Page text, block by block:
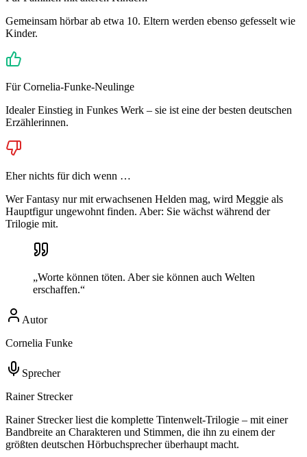
Gemeinsam hörbar ab etwa 10. Eltern werden ebenso gefesselt wie
Kinder.
Für Cornelia-Funke-Neulinge
Idealer Einstieg in Funkes Werk – sie ist eine der besten deutschen
Erzählerinnen.
Eher nichts für dich wenn …
Wer Fantasy nur mit erwachsenen Helden mag, wird Meggie als
Hauptfigur ungewohnt finden. Aber: Sie wächst während der
Trilogie mit.
„Worte können töten. Aber sie können auch Welten
erschaffen.“
Autor
Cornelia Funke
Sprecher
Rainer Strecker
Rainer Strecker liest die komplette Tintenwelt-Trilogie – mit einer
Bandbreite an Charakteren und Stimmen, die ihn zu einem der
größten deutschen Hörbuchsprecher überhaupt macht.